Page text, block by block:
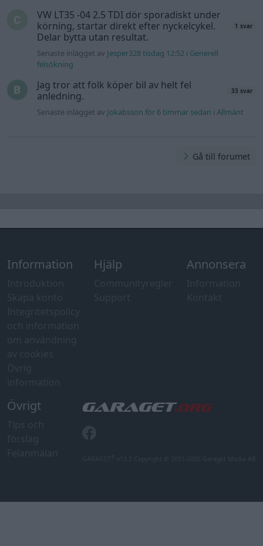
VW LT35 -04 2.5 TDI dör sporadiskt under
körning, startar direkt efter nyckelcykel.
Delar bytta utan resultat.
1 svar
Senaste inlägget av Jesper328 tisdag 12:52 i Generell
felsökning
Jag tror att folk köper bil av helt fel
anledning.
33 svar
Senaste inlägget av Jokabsson för 6 timmar sedan iAllmänt
Gå till forumet
Information Hjälp Annonsera
Övrigt